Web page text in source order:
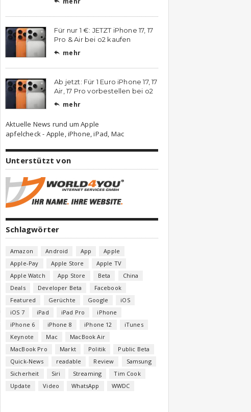
Für nur 1 €: JETZT iPhone 17, 17
Pro & Air bei o2 kaufen
 mehr
Ab jetzt: Für 1 Euro iPhone 17, 17
Air, 17 Pro vorbestellen bei o2
 mehr
Aktuelle News rund um Apple
apfelcheck - Apple, iPhone, iPad, Mac
Unterstützt von
Schlagwörter
Amazon Android App
Apple
Apple-Pay
Apple Store
Apple TV
Apple Watch
App Store Beta
China
Deals
Developer Beta
Facebook
Featured
Gerüchte Google
iOS
iOS 7
iPad iPad Pro
iPhone
iPhone 6
iPhone 8 iPhone 12
iTunes
Keynote
Mac
MacBook Air
MacBook Pro
Markt Politik
Public Beta
Quick-News
readable Review
Samsung
Sicherheit
Siri Streaming
Tim Cook
Update
Video WhatsApp WWDC